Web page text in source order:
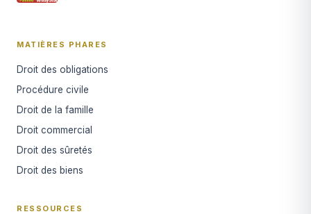
MATIÈRES PHARES
Droit des obligations
Procédure civile
Droit de la famille
Droit commercial
Droit des sûretés
Droit des biens
RESSOURCES